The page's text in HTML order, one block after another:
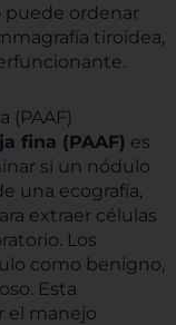
puede ordenar
tiroidea,
(PAAF)
fina (PAAF) es
si un nódulo
una ecografía,
extraer células
Los
como benigno,
Esta
el manejo